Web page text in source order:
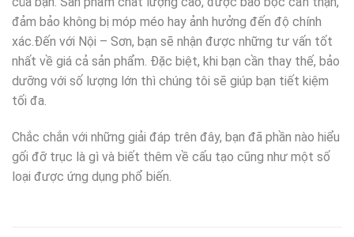
đảm bảo không bị móp méo hay ảnh hưởng đến độ chính
xác.Đến với Nội – Sơn, bạn sẽ nhận được những tư vấn tốt
nhất về giá cả sản phẩm. Đặc biệt, khi bạn cần thay thế, bảo
dưỡng với số lượng lớn thì chúng tôi sẽ giúp bạn tiết kiệm
tối đa.
Chắc chắn với những giải đáp trên đây, bạn đã phần nào hiểu
gối đỡ trục là gì và biết thêm về cấu tạo cũng như một số
loại được ứng dụng phổ biến.